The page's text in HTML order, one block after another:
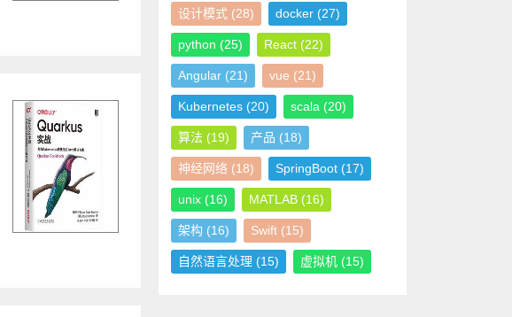
设计模式 (28) docker (27)
python (25) React (22)
Angular (21) vue (21)
Kubernetes (20) scala (20)
算法 (19) 产品 (18)
神经网络 (18) SpringBoot (17)
unix (16) MATLAB (16)
架构 (16) Swift (15)
自然语言处理 (15) 虚拟机 (15)